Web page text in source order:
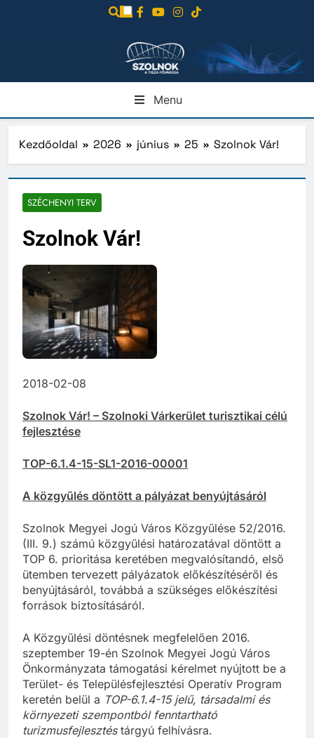
Menu
Kezdőoldal 2026 június 25 Szolnok Vár!
SZÉCHENYI TERV
Szolnok Vár!
2018-02-08
Szolnok Vár! – Szolnoki Várkerület turisztikai célú
fejlesztése
TOP-6.1.4-15-SL1-2016-00001
A közgyűlés döntött a pályázat benyújtásáról
Szolnok Megyei Jogú Város Közgyűlése 52/2016.
(III. 9.) számú közgyűlési határozatával döntött a
TOP 6. prioritása keretében megvalósítandó, első
ütemben tervezett pályázatok előkészítéséről és
benyújtásáról, továbbá a szükséges előkészítési
források biztosításáról.
A Közgyűlési döntésnek megfelelően 2016.
szeptember 19-én Szolnok Megyei Jogú Város
Önkormányzata támogatási kérelmet nyújtott be a
Terület- és Településfejlesztési Operatív Program
keretén belül a TOP-6.1.4-15 jelű, társadalmi és
környezeti szempontból fenntartható
turizmusfejlesztéstárgyú felhívásra.